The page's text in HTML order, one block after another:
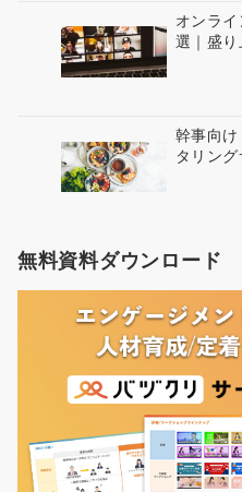
オンラ
選｜盛
幹事向
タリン
無料資料ダウンロード